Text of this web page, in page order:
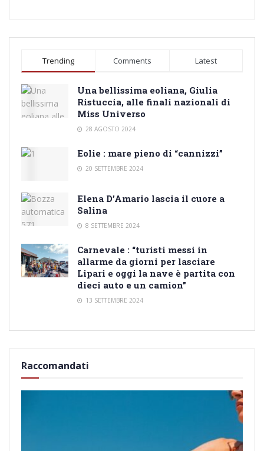
Trending Comments Latest
Una bellissima eoliana, Giulia
Ristuccia, alle finali nazionali di
Miss Universo
28 AGOSTO 2024
Eolie : mare pieno di “cannizzi”
20 SETTEMBRE 2024
Elena D’Amario lascia il cuore a
Salina
8 SETTEMBRE 2024
Carnevale : “turisti messi in
allarme da giorni per lasciare
Lipari e oggi la nave è partita con
dieci auto e un camion”
13 SETTEMBRE 2024
Raccomandati